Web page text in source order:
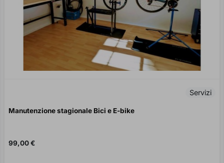
Servizi
Manutenzione stagionale Bici e E-bike
Prezzo
99,00 €